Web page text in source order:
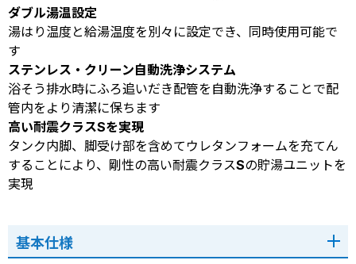
ダブル湯温設定
湯はり温度と給湯温度を別々に設定でき、同時使用可能で
す
ステンレス・クリーン自動洗浄システム
浴そう排水時にふろ追いだき配管を自動洗浄することで配
管内をより清潔に保ちます
高い耐震クラスSを実現
タンク内脚、脚受け部を含めてウレタンフォームを充てん
することにより、剛性の高い耐震クラスSの貯湯ユニットを
実現
基本仕様